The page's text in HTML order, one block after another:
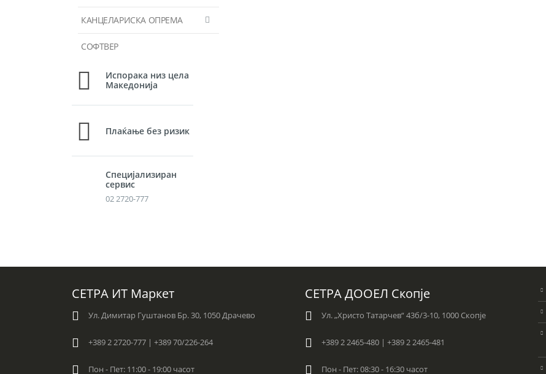
КАНЦЕЛАРИСКА ОПРЕМА
СОФТВЕР
Испорака низ цела
Македонија
Плаќање без ризик
Специјализиран
сервис
02 2720-777
СЕТРА ИТ Маркет
Ул. Димитар Гуштанов Бр. 30, 1050 Драчево
+389 2 2720-777 | +389 70/226-264
Пон - Пет: 11:00 - 19:00 часот
СЕТРА ДООЕЛ Скопје
Ул. „Христо Татарчев“ 43б/3-10, 1000 Скопје
+389 2 2465-480 | +389 2 2465-481
Пон - Пет: 08:30 - 16:30 часот